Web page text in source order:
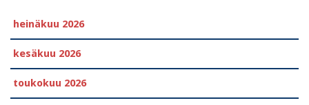
heinäkuu 2026
kesäkuu 2026
toukokuu 2026